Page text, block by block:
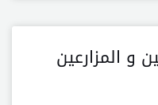
و المزارعين